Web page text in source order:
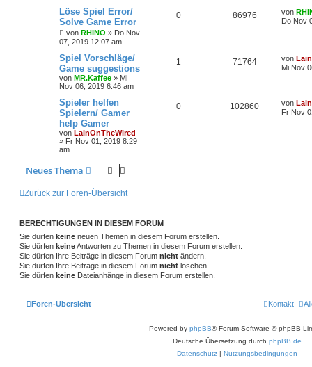
Löse Spiel Error/
Solve Game Error
von RHINO » Do Nov
07, 2019 12:07 am
0 86976 von
Do Nov
Spiel Vorschläge/
Game suggestions
von MR.Kaffee » Mi
Nov 06, 2019 6:46 am
1 71764 von
Mi Nov
Spieler helfen
Spielern/ Gamer
help Gamer
von LainOnTheWired
» Fr Nov 01, 2019 8:29
am
0 102860 von
Fr Nov
Neues Thema
Zurück zur Foren-Übersicht
BERECHTIGUNGEN IN DIESEM FORUM
Sie dürfen keine neuen Themen in diesem Forum erstellen.
Sie dürfen keineAntworten zu Themen in diesem Forum erstellen.
Sie dürfen Ihre Beiträge in diesem Forum nicht ändern.
Sie dürfen Ihre Beiträge in diesem Forum nicht löschen.
Sie dürfen keine Dateianhänge in diesem Forum erstellen.
Foren-Übersicht Kontakt
Powered by phpBB® Forum Software © phpBB
Deutsche Übersetzung durch phpBB.de
Datenschutz | Nutzungsbedingungen